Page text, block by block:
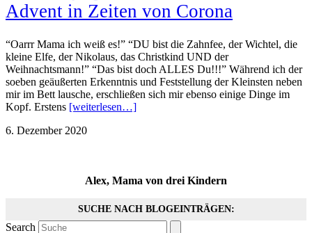
Advent in Zeiten von Corona
“Oarrr Mama ich weiß es!” “DU bist die Zahnfee, der Wichtel, die
kleine Elfe, der Nikolaus, das Christkind UND der
Weihnachtsmann!” “Das bist doch ALLES Du!!!” Während ich der
soeben geäußerten Erkenntnis und Feststellung der Kleinsten neben
mir im Bett lausche, erschließen sich mir ebenso einige Dinge im
Kopf. Erstens [weiterlesen…]
6. Dezember 2020
Alex, Mama von drei Kindern
SUCHE NACH BLOGEINTRÄGEN:
Search